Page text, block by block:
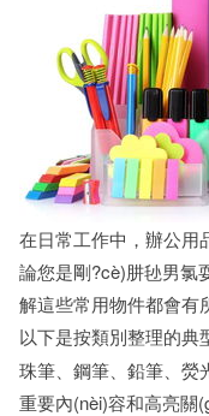
在日常工作中，辦公用
論您是剛?cè)肼毜男氯
解這些常用物件都會有
以下是按類別整理的典
珠筆、鋼筆、鉛筆、熒
重要內(nèi)容和高亮關